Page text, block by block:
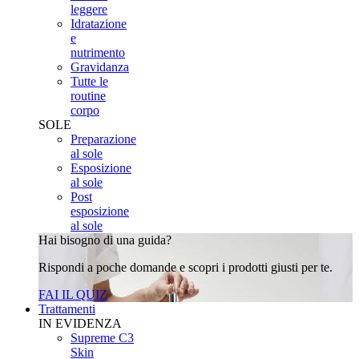
leggere
Idratazione
e
nutrimento
Gravidanza
Tutte le
routine
corpo
SOLE
Preparazione
al sole
Esposizione
al sole
Post
esposizione
al sole
Hai bisogno di una guida?
Rispondi a poche domande e scopri i prodotti giusti per te.
FAI IL QUIZ
Trattamenti
IN EVIDENZA
Supreme C3
Skin